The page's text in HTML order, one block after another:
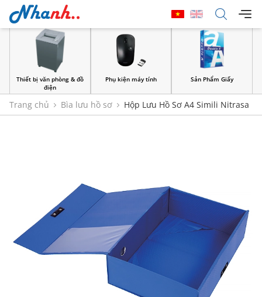
Thiết bị văn phòng & đồ
điện
Phụ kiện máy tính Sản Phẩm Giấy
Trang chủ Bìa lưu hồ sơ Hộp Lưu Hồ Sơ A4 Simili Nitrasa